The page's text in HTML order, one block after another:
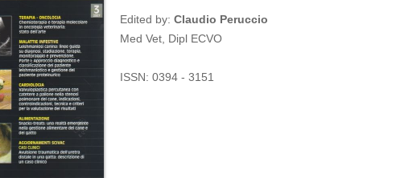
Edited by: Claudio Peruccio
Med Vet, Dipl ECVO
ISSN: 0394 - 3151